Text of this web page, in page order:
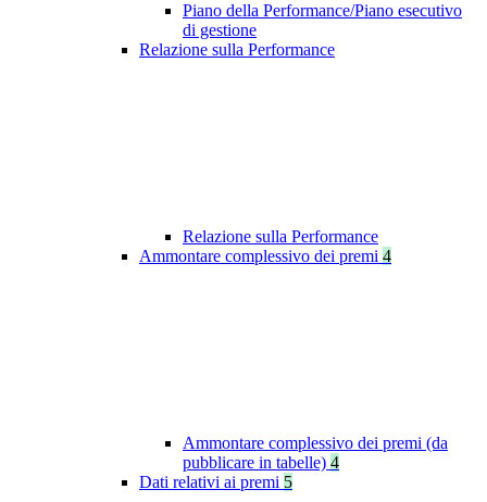
Piano della Performance/Piano esecutivo
di gestione
Relazione sulla Performance
Relazione sulla Performance
Ammontare complessivo dei premi 4
Ammontare complessivo dei premi (da
pubblicare in tabelle) 4
Dati relativi ai premi 5